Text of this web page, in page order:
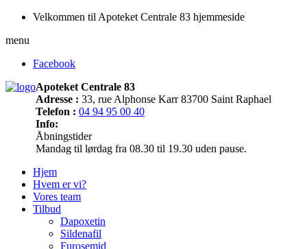
Velkommen til Apoteket Centrale 83 hjemmeside
menu
Facebook
Apoteket Centrale 83
Adresse : 33, rue Alphonse Karr 83700 Saint Raphael
Telefon : 04 94 95 00 40
Info:
Åbningstider
Mandag til lørdag fra 08.30 til 19.30 uden pause.
Hjem
Hvem er vi?
Vores team
Tilbud
Dapoxetin
Sildenafil
Furosemid